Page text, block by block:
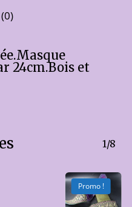
24cm.Bois et
1/8
Promo !